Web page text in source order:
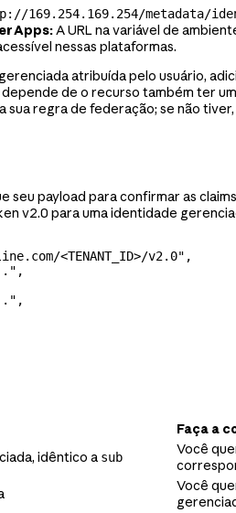
169.254.169.254/metadata/
Apps:A URL na variável de
nessas plataformas.
atribuída pelo usuário,
de o recurso também ter
sua regra de federação; se não
seu payload para confirmar as
v2.0 para uma identidade
<TENANT_ID>/v2.0" ,
,
,
Faça a
idêntico a sub
Você
Você